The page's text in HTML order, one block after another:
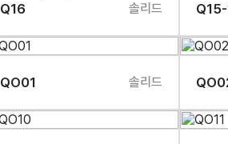
Q16 솔리드
QO01 솔리드